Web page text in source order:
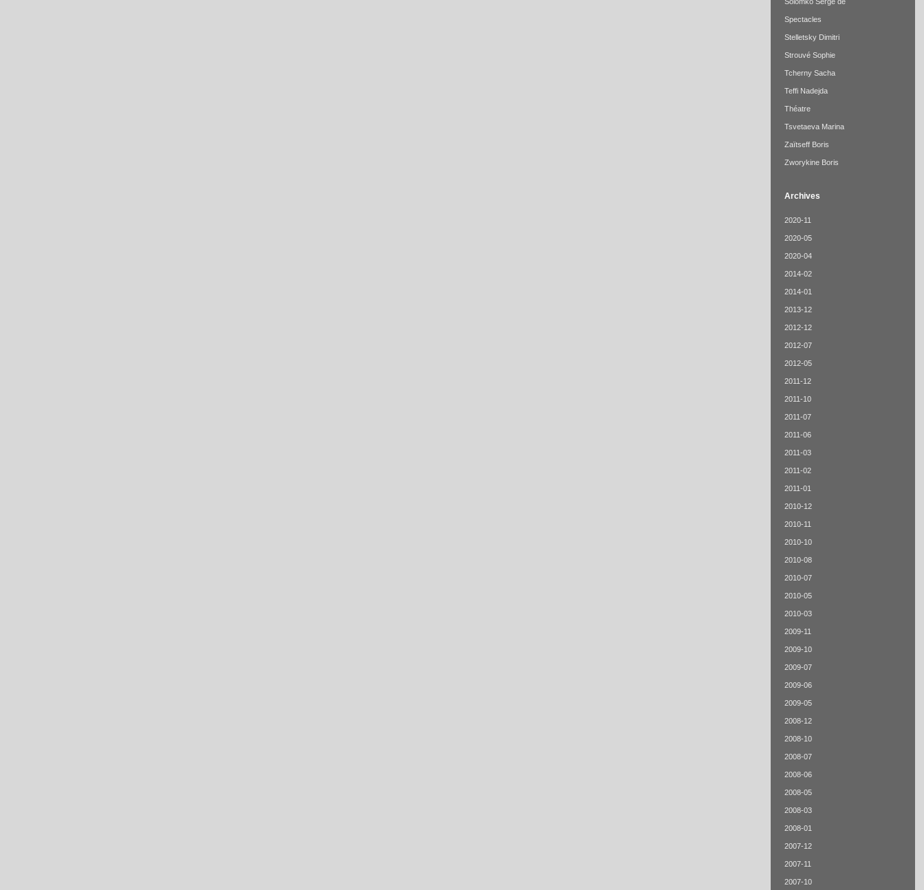
Spectacles
Stelletsky Dimitri
Strouvé Sophie
Tcherny Sacha
Teffi Nadejda
Théatre
Tsvetaeva Marina
Zaïtseff Boris
Zworykine Boris
Archives
2020-11
2020-05
2020-04
2014-02
2014-01
2013-12
2012-12
2012-07
2012-05
2011-12
2011-10
2011-07
2011-06
2011-03
2011-02
2011-01
2010-12
2010-11
2010-10
2010-08
2010-07
2010-05
2010-03
2009-11
2009-10
2009-07
2009-06
2009-05
2008-12
2008-10
2008-07
2008-06
2008-05
2008-03
2008-01
2007-12
2007-11
2007-10